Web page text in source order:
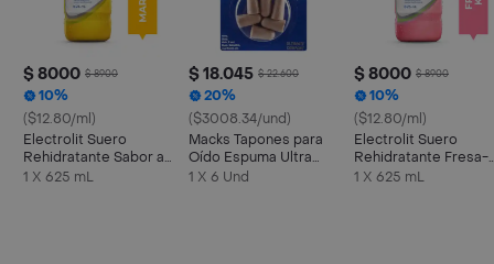
$ 8000 $ 8900
10%
($12.80/ml)
Electrolit Suero
Rehidratante Sabor a
Maracuyá
1 X 625 mL
$ 18.045 $ 22.600
20%
($3008.34/und)
Macks Tapones para
Oído Espuma Ultra
Suave
1 X 6 Und
$ 8000 $ 8900
10%
($12.80/ml)
Electrolit Suero
Rehidratante Fresa-
Kiwi
1 X 625 mL